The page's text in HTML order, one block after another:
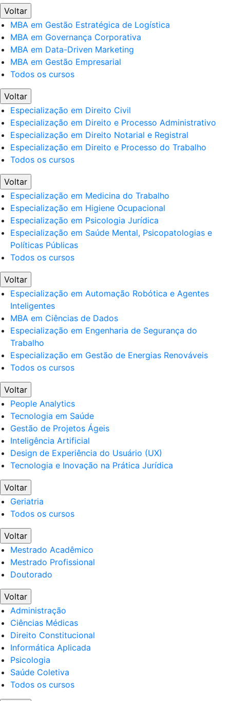
Voltar
MBA em Gestão Estratégica de Logística
MBA em Governança Corporativa
MBA em Data-Driven Marketing
MBA em Gestão Empresarial
Todos os cursos
Voltar
Especialização em Direito Civil
Especialização em Direito e Processo Administrativo
Especialização em Direito Notarial e Registral
Especialização em Direito e Processo do Trabalho
Todos os cursos
Voltar
Especialização em Medicina do Trabalho
Especialização em Higiene Ocupacional
Especialização em Psicologia Jurídica
Especialização em Saúde Mental, Psicopatologias e
Políticas Públicas
Todos os cursos
Voltar
Especialização em Automação Robótica e Agentes
Inteligentes
MBA em Ciências de Dados
Especialização em Engenharia de Segurança do
Trabalho
Especialização em Gestão de Energias Renováveis
Todos os cursos
Voltar
People Analytics
Tecnologia em Saúde
Gestão de Projetos Ágeis
Inteligência Artificial
Design de Experiência do Usuário (UX)
Tecnologia e Inovação na Prática Jurídica
Voltar
Geriatria
Todos os cursos
Voltar
Mestrado Acadêmico
Mestrado Profissional
Doutorado
Voltar
Administração
Ciências Médicas
Direito Constitucional
Informática Aplicada
Psicologia
Saúde Coletiva
Todos os cursos